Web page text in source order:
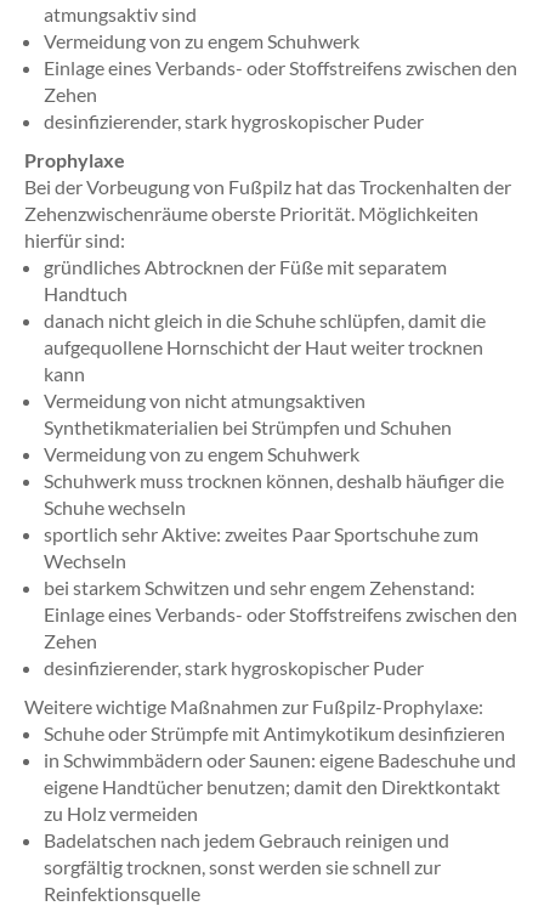
atmungsaktiv sind
Vermeidung von zu engem Schuhwerk
Einlage eines Verbands- oder Stoffstreifens zwischen den
Zehen
desinfizierender, stark hygroskopischer Puder
Prophylaxe
Bei der Vorbeugung von Fußpilz hat das Trockenhalten der
Zehenzwischenräume oberste Priorität. Möglichkeiten
hierfür sind:
gründliches Abtrocknen der Füße mit separatem
Handtuch
danach nicht gleich in die Schuhe schlüpfen, damit die
aufgequollene Hornschicht der Haut weiter trocknen
kann
Vermeidung von nicht atmungsaktiven
Synthetikmaterialien bei Strümpfen und Schuhen
Vermeidung von zu engem Schuhwerk
Schuhwerk muss trocknen können, deshalb häufiger die
Schuhe wechseln
sportlich sehr Aktive: zweites Paar Sportschuhe zum
Wechseln
bei starkem Schwitzen und sehr engem Zehenstand:
Einlage eines Verbands- oder Stoffstreifens zwischen den
Zehen
desinfizierender, stark hygroskopischer Puder
Weitere wichtige Maßnahmen zur Fußpilz-Prophylaxe:
Schuhe oder Strümpfe mit Antimykotikum desinfizieren
in Schwimmbädern oder Saunen: eigene Badeschuhe und
eigene Handtücher benutzen; damit den Direktkontakt
zu Holz vermeiden
Badelatschen nach jedem Gebrauch reinigen und
sorgfältig trocknen, sonst werden sie schnell zur
Reinfektionsquelle